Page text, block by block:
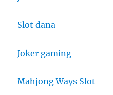
Slot dana
Joker gaming
Mahjong Ways Slot